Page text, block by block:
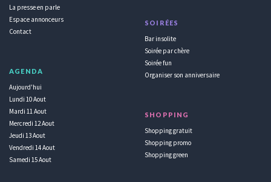
La presse en parle
Espace annonceurs
Contact
AGENDA
Aujourd'hui
Lundi 10 Aout
Mardi 11 Aout
Mercredi 12 Aout
Jeudi 13 Aout
Vendredi 14 Aout
Samedi 15 Aout
SOIRÉES
Bar insolite
Soirée par chère
Soirée fun
Organiser son anniversaire
SHOPPING
Shopping gratuit
Shopping promo
Shopping green